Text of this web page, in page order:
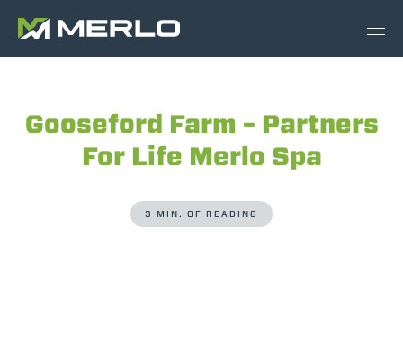
Gooseford Farm – Partners
For Life Merlo Spa
3 MIN. OF READING